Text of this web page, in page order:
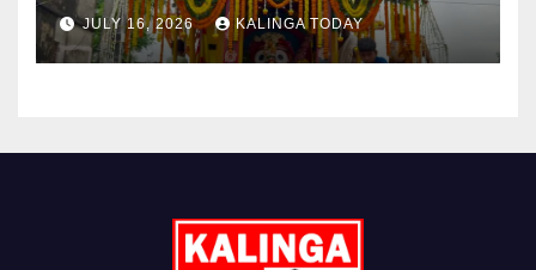
JULY 16, 2026 KALINGA TODAY